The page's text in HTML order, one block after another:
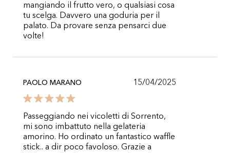
mangiando il frutto vero, o qualsiasi cosa
tu scelga. Davvero una goduria per il
palato. Da provare senza pensarci due
volte!
PAOLO MARANO 15/04/2025
Passeggiando nei vicoletti di Sorrento,
mi sono imbattuto nella gelateria
amorino. Ho ordinato un fantastico waffle
stick.. a dir poco favoloso. Grazie a